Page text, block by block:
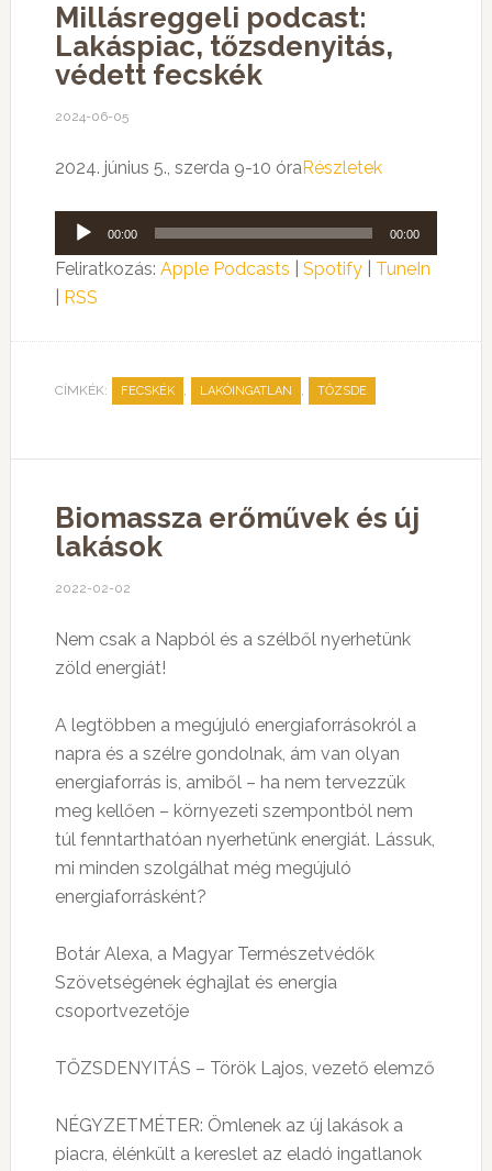
Millásreggeli podcast:
Lakáspiac, tőzsdenyitás,
védett fecskék
2024-06-05
2024. június 5., szerda 9-10 óraRészletek
Audió
lejátszó
00:00 00:00
Feliratkozás: Apple Podcasts Spotify| TuneIn
RSS
CÍMKÉK: FECSKÉK , LAKÓINGATLAN , TŐZSDE
Biomassza erőművek és új
lakások
2022-02-02
Nem csak a Napból és a szélből nyerhetünk
zöld energiát!
A legtöbben a megújuló energiaforrásokról a
napra és a szélre gondolnak, ám van olyan
energiaforrás is, amiből – ha nem tervezzük
meg kellően – környezeti szempontból nem
túl fenntarthatóan nyerhetünk energiát. Lássuk,
mi minden szolgálhat még megújuló
energiaforrásként?
Botár Alexa, a Magyar Természetvédők
Szövetségének éghajlat és energia
csoportvezetője
TŐZSDENYITÁS – Török Lajos, vezető elemző
NÉGYZETMÉTER: Ömlenek az új lakások a
piacra, élénkült a kereslet az eladó ingatlanok